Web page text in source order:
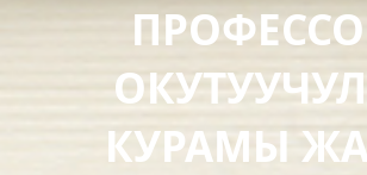
КУРАМЫ